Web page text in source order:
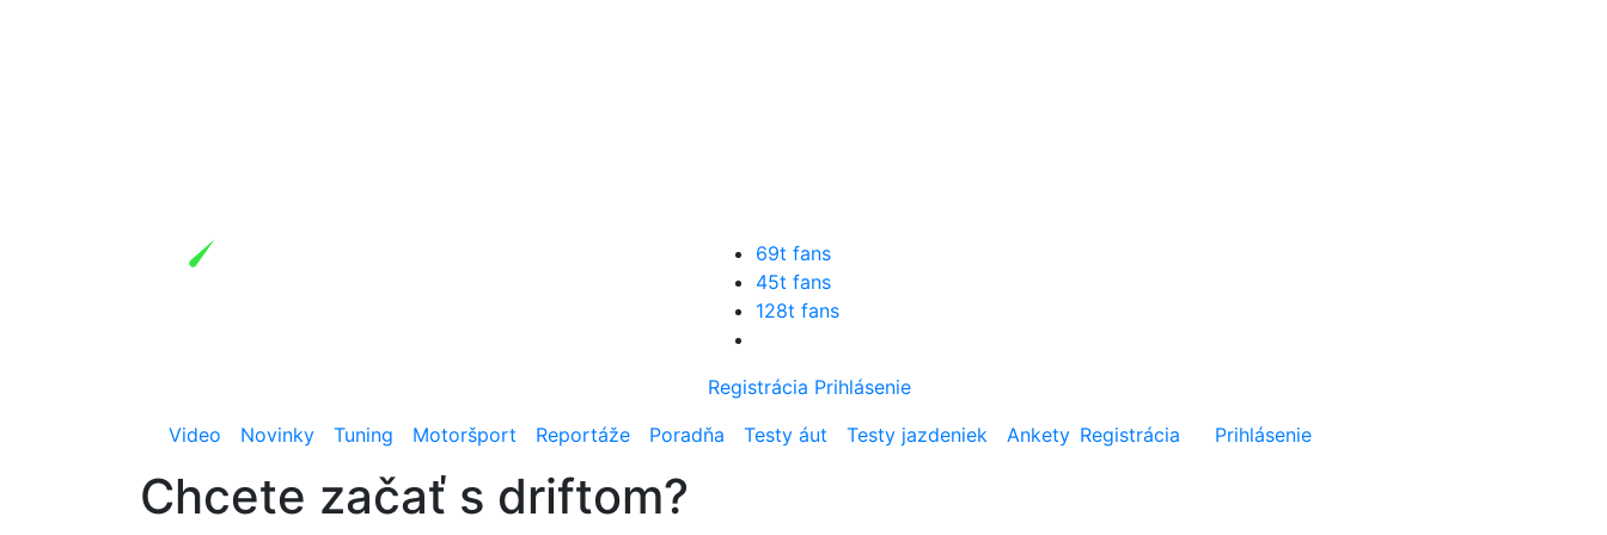
69t fans
45t fans
128t fans
Registrácia Prihlásenie
Video
Novinky Tuning Motoršport Reportáže Poradňa Testy áut Testy jazdeniek Ankety Registrácia Prihlásenie
Chcete začať s driftom?